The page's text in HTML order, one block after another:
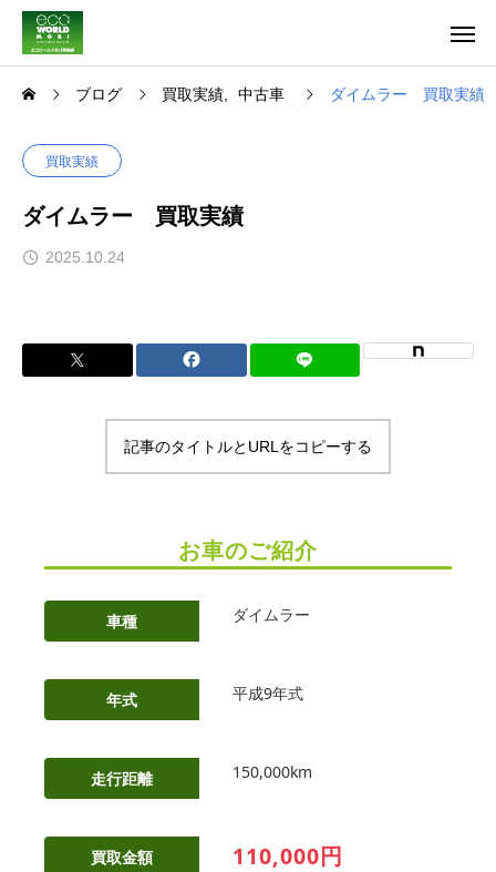
ブログ 買取実績 中古車 ダイムラー 買取実績
買取実績
ダイムラー 買取実績
2025.10.24
記事のタイトルとURLをコピーする
お車のご紹介
車種 ダイムラー
年式 平成9年式
走行距離 150,000km
買取金額 110,000円